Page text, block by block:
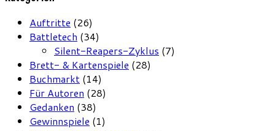
Auftritte (26)
Battletech (34)
Silent-Reapers-Zyklus (7)
Brett- & Kartenspiele (28)
Buchmarkt (14)
Für Autoren (28)
Gedanken (38)
Gewinnspiele (1)